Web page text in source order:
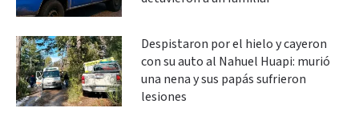
Despistaron por el hielo y cayeron
con su auto al Nahuel Huapi: murió
una nena y sus papás sufrieron
lesiones